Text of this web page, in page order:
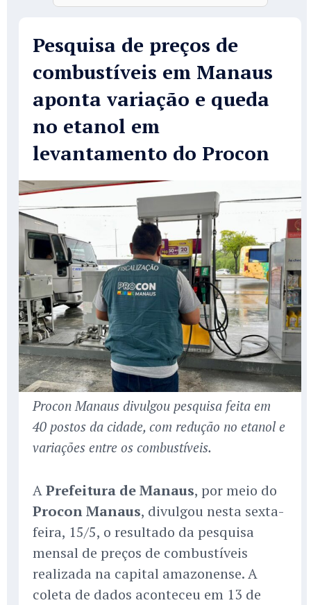
Pesquisa de preços de
combustíveis em Manaus
aponta variação e queda
no etanol em
levantamento do Procon
Procon Manaus divulgou pesquisa feita em
40 postos da cidade, com redução no etanol e
variações entre os combustíveis.
APrefeitura de Manaus, por meio do
Procon Manaus, divulgou nesta sexta-
feira, 15/5, o resultado da pesquisa
mensal de preços de combustíveis
realizada na capital amazonense. A
coleta de dados aconteceu em 13 de